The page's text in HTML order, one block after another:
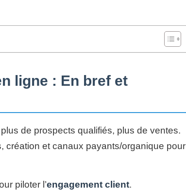
ligne : En bref et
de prospects qualifiés, plus de ventes.
création et canaux payants/organique pour
piloter l’engagement client.